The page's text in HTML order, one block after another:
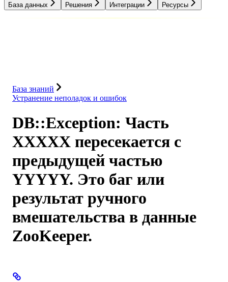
База данных Решения Интеграции Ресурсы
База знаний
Устранение неполадок и ошибок
DB::Exception: Часть
XXXXX пересекается с
предыдущей частью
YYYYY. Это баг или
результат ручного
вмешательства в данные
ZooKeeper.